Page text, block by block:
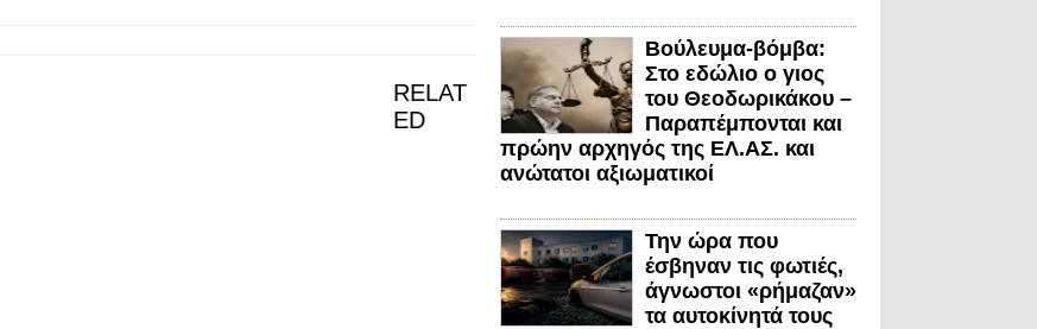
RELAT
ED
Βούλευμα-βόμβα:
Στο εδώλιο ο γιος
του Θεοδωρικάκου –
Παραπέμπονται και
πρώην αρχηγός της ΕΛ.ΑΣ. και
ανώτατοι αξιωματικοί
Την ώρα που
έσβηναν τις φωτιές,
άγνωστοι «ρήμαζαν»
τα αυτοκίνητά τους